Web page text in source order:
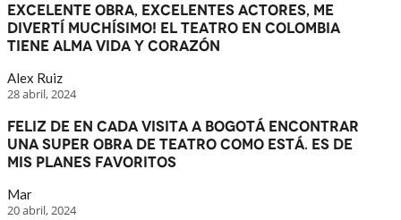
Excelente obra, excelentes actores, me
divertí muchísimo! El teatro en Colombia
tiene alma vida y corazón
Alex Ruiz
28 abril, 2024
Feliz de en cada visita a Bogotá encontrar
una super obra de teatro como está. Es de
mis planes favoritos
Mar
20 abril, 2024